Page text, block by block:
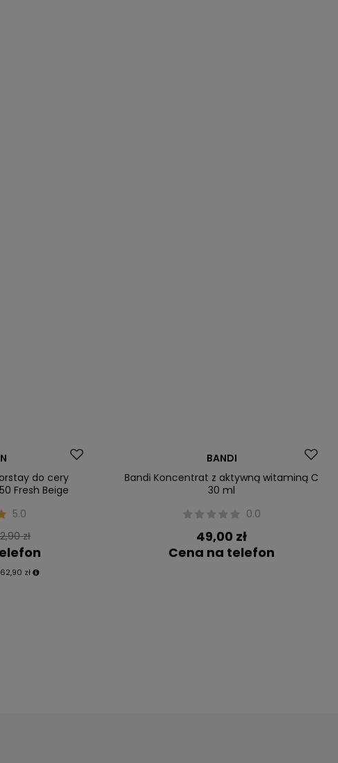
do cery
Fresh Beige
5.0
zł
62,90 zł
BANDI
Bandi Koncentrat z aktywną witaminą C
30 ml
0.0
49,00 zł
Cena na telefon